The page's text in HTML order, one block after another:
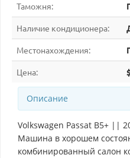
Таможня:
Наличие кондиционера:
Местонахождения:
Цена:
Описание
Volkswagen Passat B5+ ||
Машина в хорошем
комбинированный салон